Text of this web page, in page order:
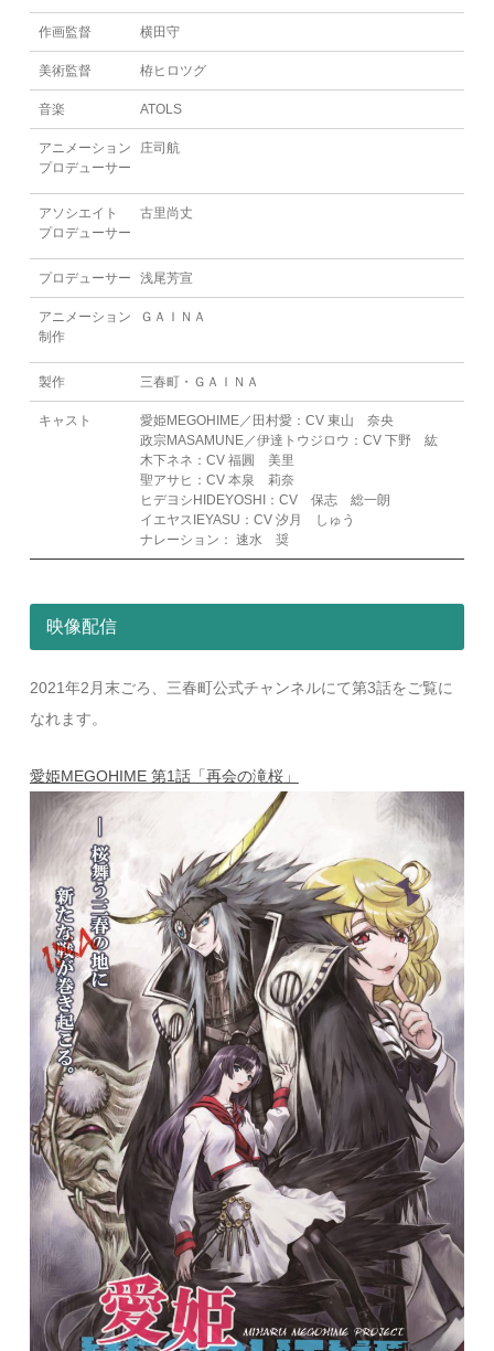
作画監督 横田守
美術監督 栫ヒロツグ
音楽 ATOLS
アニメーション
プロデューサー
庄司航
アソシエイト
プロデューサー
古里尚丈
プロデューサー 浅尾芳宣
アニメーション
制作
ＧＡＩＮＡ
製作 三春町・ＧＡＩＮＡ
キャスト
愛姫MEGOHIME／田村愛：CV 東山 奈央
政宗MASAMUNE／伊達トウジロウ：CV 下野 紘
木下ネネ：CV 福圓 美里
聖アサヒ：CV 本泉 莉奈
ヒデヨシHIDEYOSHI：CV 保志 総一朗
イエヤスIEYASU：CV 汐月 しゅう
ナレーション： 速水 奨
映像配信
2021年2月末ごろ、三春町公式チャンネルにて第3話をご覧に
なれます。
愛姫MEGOHIME 第1話「再会の滝桜」